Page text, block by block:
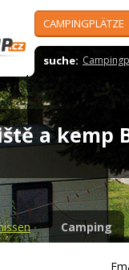
CAMPINGPLÄTZE
suche:
a kemp
Camping